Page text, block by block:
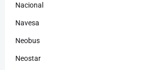
Nacional
Navesa
Neobus
Neostar